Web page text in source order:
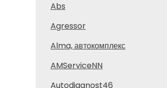
Abs
Agressor
Alma, автокомплекс
AMServiceNN
Autodiagnost46